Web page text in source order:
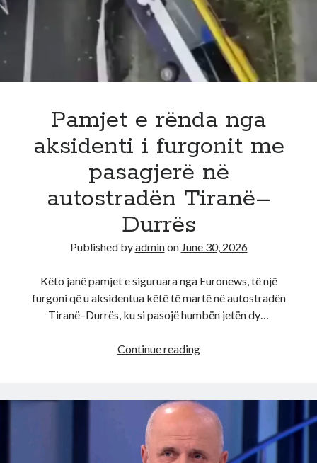
profesori
i
madh
shqiptar,
Pamjet e rënda nga
aksidenti i furgonit me
pasagjerë në
autostradën Tiranë–
Durrës
Published byadminon June 30, 2026
Këto janë pamjet e siguruara nga Euronews, të një
furgoni që u aksidentua këtë të martë në autostradën
Tiranë–Durrës, ku si pasojë humbën jetën dy…
Continue readingPamjet
nga
aksidenti
furgonit